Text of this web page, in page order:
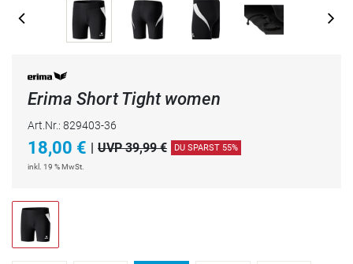
Erima Short Tight women
Art.Nr.: 829403-36
18,00 € | UVP 39,99 € DU SPARST 55%
inkl. 19 % MwSt.